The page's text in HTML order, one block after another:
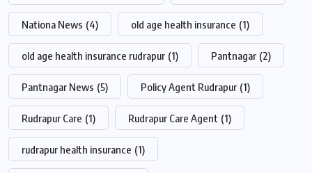
Nationa News (4) old age health insurance (1)
old age health insurance rudrapur (1) Pantnagar (2)
Pantnagar News (5) Policy Agent Rudrapur (1)
Rudrapur Care (1) Rudrapur Care Agent (1)
rudrapur health insurance (1)